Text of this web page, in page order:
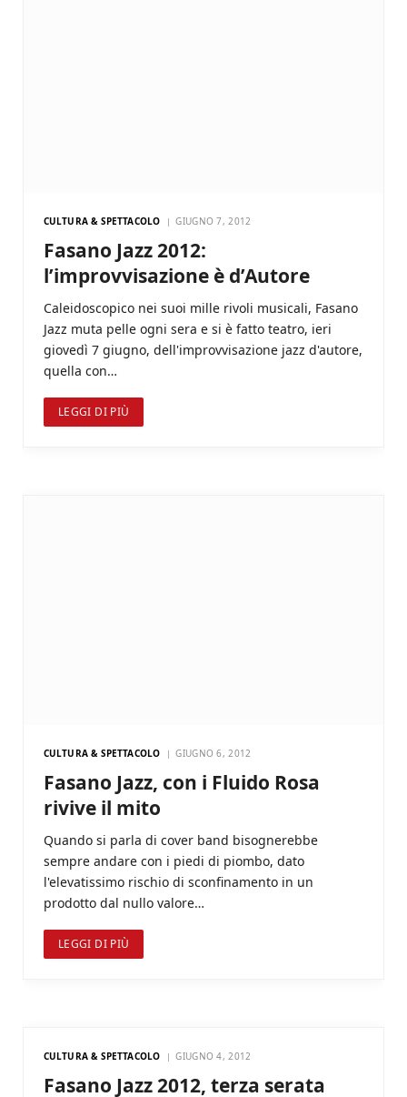
CULTURA & SPETTACOLO GIUGNO 7, 2012
Fasano Jazz 2012:
l’improvvisazione è d’Autore
Caleidoscopico nei suoi mille rivoli musicali, Fasano
Jazz muta pelle ogni sera e si è fatto teatro, ieri
giovedì 7 giugno, dell'improvvisazione jazz d'autore,
quella con…
LEGGI DI PIÙ
CULTURA & SPETTACOLO GIUGNO 6, 2012
Fasano Jazz, con i Fluido Rosa
rivive il mito
Quando si parla di cover band bisognerebbe
sempre andare con i piedi di piombo, dato
l'elevatissimo rischio di sconfinamento in un
prodotto dal nullo valore…
LEGGI DI PIÙ
CULTURA & SPETTACOLO GIUGNO 4, 2012
Fasano Jazz 2012, terza serata